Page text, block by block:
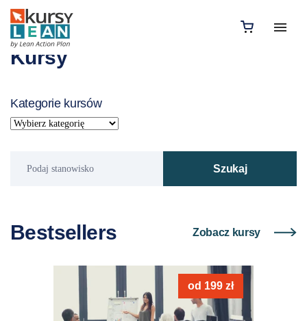
Kategorie kursów
stanowisko
Szukaj
Kursy
Bestsellers Zobacz kursy
od 199zł